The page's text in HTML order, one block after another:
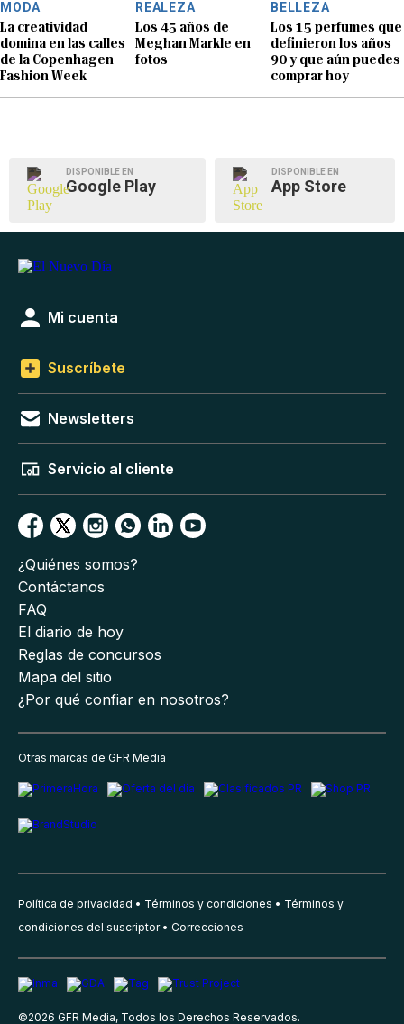
MODA
La creatividad
domina en las calles
de la Copenhagen
Fashion Week
REALEZA
Los 45 años de
Meghan Markle en
fotos
BELLEZA
Los 15 perfumes que
definieron los años
90 y que aún puedes
comprar hoy
DISPONIBLE EN
Google Play
DISPONIBLE EN
App Store
Mi cuenta
Suscríbete
Newsletters
Servicio al cliente
¿Quiénes somos?
Contáctanos
FAQ
El diario de hoy
Reglas de concursos
Mapa del sitio
¿Por qué confiar en nosotros?
Otras marcas de GFR Media
Política de privacidad Términos y condiciones
Términos y
condiciones del suscriptor
Correcciones
©2026 GFR Media, Todos los Derechos Reservados.